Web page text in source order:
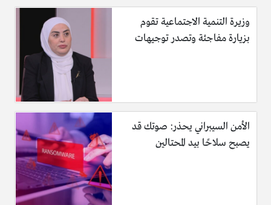
وزيرة التنمية الاجتماعية تقوم
بزيارة مفاجئة وتصدر توجيهات
الأمن السيبراني يحذر: صوتك قد
يصبح سلاحًا بيد المحتالين